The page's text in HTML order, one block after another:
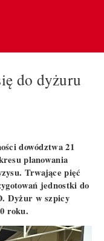
do dyżuru
dowództwa 21
planowania
Trwające pięć
jednostki do
Dyżur w szpicy
roku.